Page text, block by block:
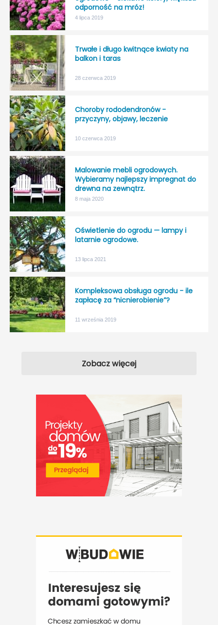
odporność na mróz!
4 lipca 2019
Trwałe i długo kwitnące kwiaty na
balkon i taras
28 czerwca 2019
Choroby rododendronów -
przyczyny, objawy, leczenie
10 czerwca 2019
Malowanie mebli ogrodowych.
Wybieramy najlepszy impregnat do
drewna na zewnątrz.
8 maja 2020
Oświetlenie do ogrodu — lampy i
latarnie ogrodowe.
13 lipca 2021
Kompleksowa obsługa ogrodu - ile
zapłacę za “nicnierobienie”?
11 września 2019
Zobacz więcej